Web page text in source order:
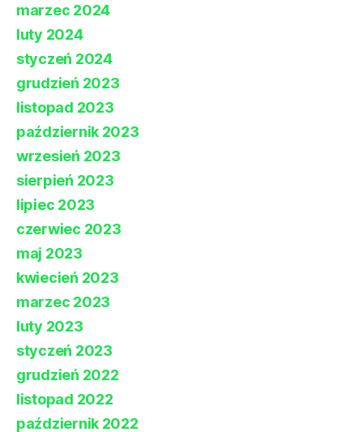
marzec 2024
luty 2024
styczeń 2024
grudzień 2023
listopad 2023
październik 2023
wrzesień 2023
sierpień 2023
lipiec 2023
czerwiec 2023
maj 2023
kwiecień 2023
marzec 2023
luty 2023
styczeń 2023
grudzień 2022
listopad 2022
październik 2022